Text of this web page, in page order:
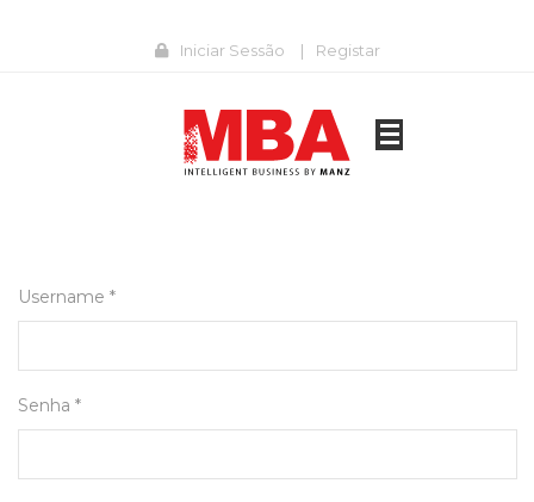
Iniciar Sessão | Registar
Username *
Senha *